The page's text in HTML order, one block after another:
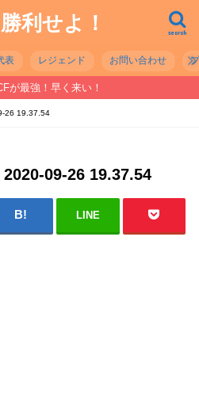
利せよ！ search
表 レジェンド お問い合わせ
が最強！早く来い！
26 19.37.54
09-26 19.37.54
LINE